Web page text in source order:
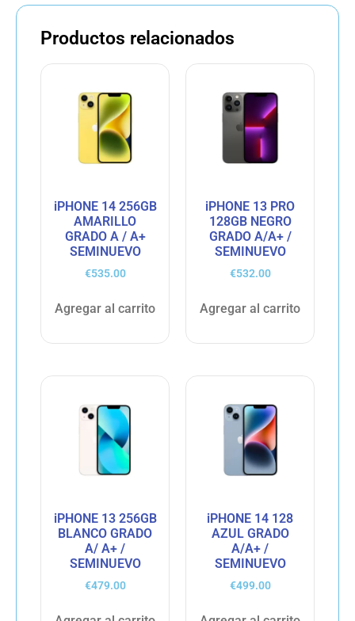
Productos relacionados
iPHONE 14 256GB
AMARILLO
GRADO A / A+
SEMINUEVO
€535.00
Agregar al carrito
iPHONE 13 PRO
128GB NEGRO
GRADO A/A+ /
SEMINUEVO
€532.00
Agregar al carrito
iPHONE 13 256GB
BLANCO GRADO
A/ A+ /
SEMINUEVO
€479.00
iPHONE 14 128
AZUL GRADO
A/A+ /
SEMINUEVO
€499.00